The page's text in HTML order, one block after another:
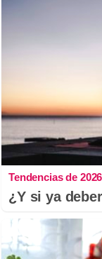
Tendencias de 2026
¿Y si ya